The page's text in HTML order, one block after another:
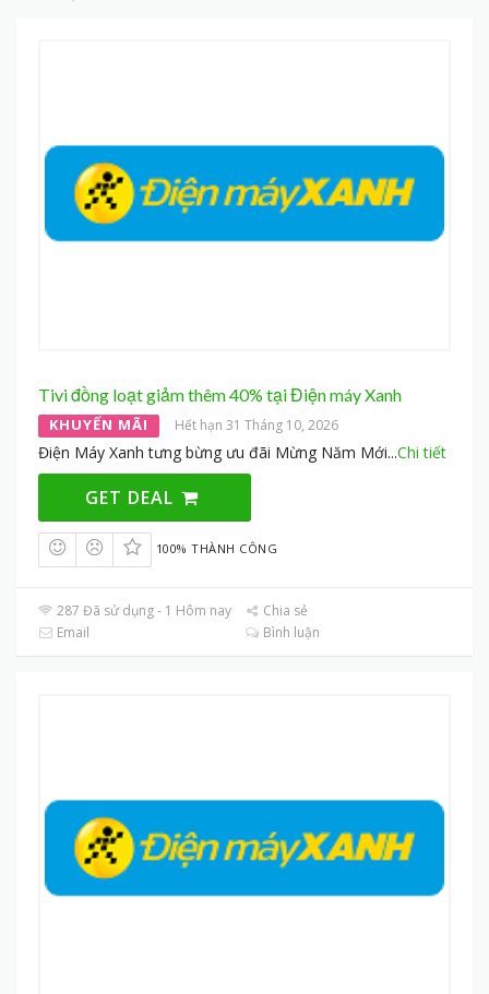
Tivi đồng loạt giảm thêm 40% tại Điện máy Xanh
KHUYẾN MÃI Hết hạn 31 Tháng 10, 2026
Điện Máy Xanh tưng bừng ưu đãi Mừng Năm Mới...Chi tiết
GET DEAL
100% THÀNH CÔNG
287 Đã sử dụng - 1 Hôm nay
Chia sẻ
Email
Bình luận